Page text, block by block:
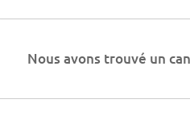
Nous avons trouvé un